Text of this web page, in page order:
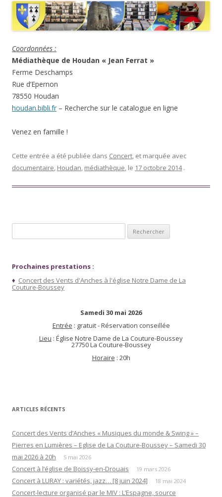
Coordonnées :
Médiathèque de Houdan « Jean Ferrat »
Ferme Deschamps
Rue d’Epernon
78550 Houdan
houdan.bibli.fr – Recherche sur le catalogue en ligne
Venez en famille !
Cette entrée a été publiée dans Concert, et marquée avec
documentaire, Houdan, médiathèque, le 17 octobre 2014 .
Prochaines prestations :
♦ Concert des Vents d'Anches à l'église Notre Dame de La
Couture-Boussey
Samedi 30 mai 2026
Entrée : gratuit - Réservation conseillée
Lieu : Église Notre Dame de La Couture-Boussey
27750 La Couture-Boussey
Horaire : 20h
ARTICLES RÉCENTS
Concert des Vents d’Anches « Musiques du monde & Swing » –
Pierres en Lumières – Eglise de La Couture-Boussey – Samedi 30
mai 2026 à 20h
5 mai 2026
Concert à l’église de Boissy-en-Drouais 19 mars 2026
Concert à LURAY : variétés, jazz… [8 juin 2024] 18 mai 2024
Concert-lecture organisé par le MIV : L’Espagne, source